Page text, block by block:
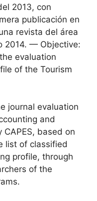
2013, con
publicación en
revista del área
2014. — Objective:
evaluation
of the Tourism
journal evaluation
and
based on
list of classified
profile, through
of the